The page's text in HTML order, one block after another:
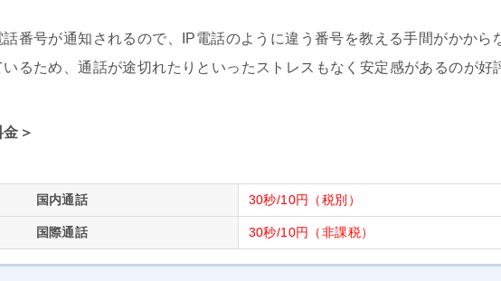
番号が通知されるので、IP電話のように違う番号を教える手間がかから
るため、通話が途切れたりといったストレスもなく安定感があるのが好
＞
国内通話 30秒/10円（税別）
国際通話 30秒/10円（非課税）